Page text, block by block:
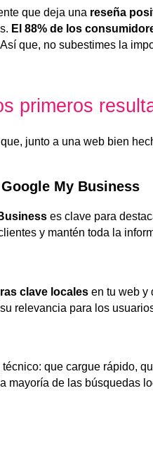
que deja una reseña
El 88% de los
que, no subestimes la
primeros
junto a una web bien
My Business
es clave para
y mantén toda la
clave locales en tu web y
relevancia para los
que cargue rápido,
de las búsquedas